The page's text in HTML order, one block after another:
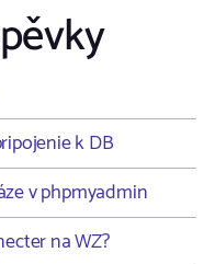
k DB
v phpmyadmin
na WZ?